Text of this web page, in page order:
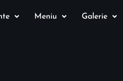
Meniu Galerie